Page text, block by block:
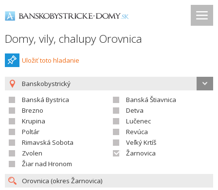
Domy, vily, chalupy Orovnica
Uložiť toto hladanie
Banskobystrický
Banská Bystrica
Banská Štiavnica
Brezno
Detva
Krupina
Lučenec
Poltár
Revúca
Rimavská Sobota
Veľký Krtíš
Zvolen
Žarnovica
Žiar nad Hronom